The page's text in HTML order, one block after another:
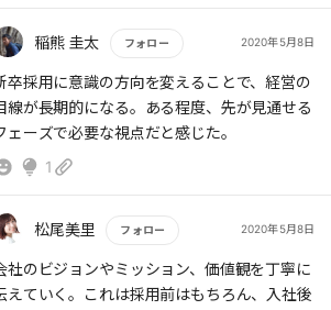
であると。新卒社員の理由は、中途採用のコ
卒を取るとすると絶対的に新卒数は足りない
、特に中小やベンチャー企業であれば新卒を
極手にとっていくというのは戦略の1つ。
稲熊 圭太 フォロー 2020年5月8日
っと読む
卒採用に意識の方向を変えることで、経営の
線が長期的になる。ある程度、先が見通せる
ェーズで必要な視点だと感じた。
1
松尾美里 フォロー 2020年5月8日
っと読む
社のビジョンやミッション、価値観を丁寧に
えていく。これは採用前はもちろん、入社後